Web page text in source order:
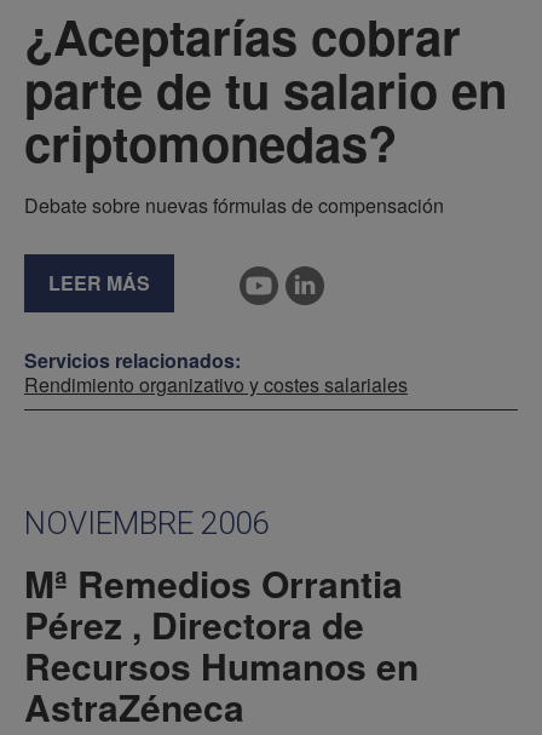
¿Aceptarías cobrar
parte de tu salario en
criptomonedas?
Debate sobre nuevas fórmulas de compensación
LEER MÁS
Servicios relacionados:
Rendimiento organizativo y costes salariales
NOVIEMBRE 2006
Mª Remedios Orrantia
Pérez , Directora de
Recursos Humanos en
AstraZéneca